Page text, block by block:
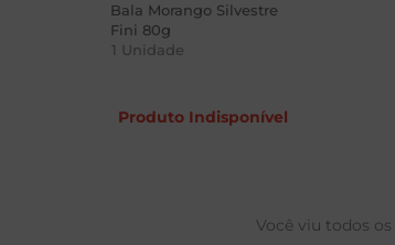
Produto Indisponível
Bala Morango Silvestre
Fini 80g
1 Unidade
Você viu todos os